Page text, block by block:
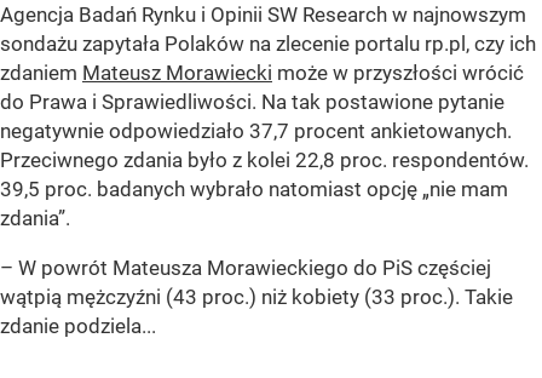
Agencja Badań Rynku i Opinii SW Research w najnowszym
sondażu zapytała Polaków na zlecenie portalu rp.pl, czy ich
zdaniem Mateusz Morawiecki może w przyszłości wrócić
do Prawa i Sprawiedliwości. Na tak postawione pytanie
negatywnie odpowiedziało 37,7 procent ankietowanych.
Przeciwnego zdania było z kolei 22,8 proc. respondentów.
39,5 proc. badanych wybrało natomiast opcję „nie mam
zdania”.
– W powrót Mateusza Morawieckiego do PiS częściej
wątpią mężczyźni (43 proc.) niż kobiety (33 proc.). Takie
zdanie podziela...